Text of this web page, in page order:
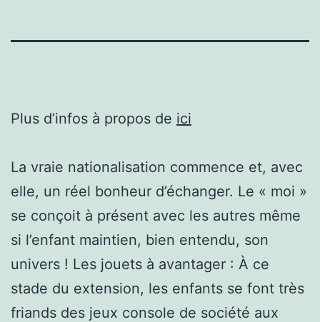
Plus d’infos à propos de ici
La vraie nationalisation commence et, avec
elle, un réel bonheur d’échanger. Le « moi »
se conçoit à présent avec les autres même
si l’enfant maintien, bien entendu, son
univers ! Les jouets à avantager : À ce
stade du extension, les enfants se font très
friands des jeux console de société aux